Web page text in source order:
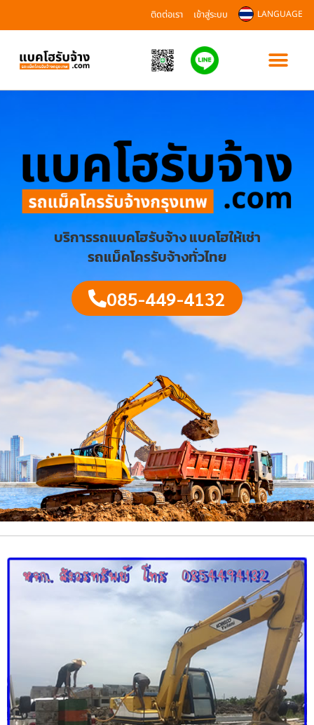
ติดต่อเรา เข้าสู่ระบบ LANGUAGE
บริการรถแบคโฮรับจ้าง แบคโฮให้เช่า
รถแม็คโครรับจ้างทั่วไทย
085-449-4132